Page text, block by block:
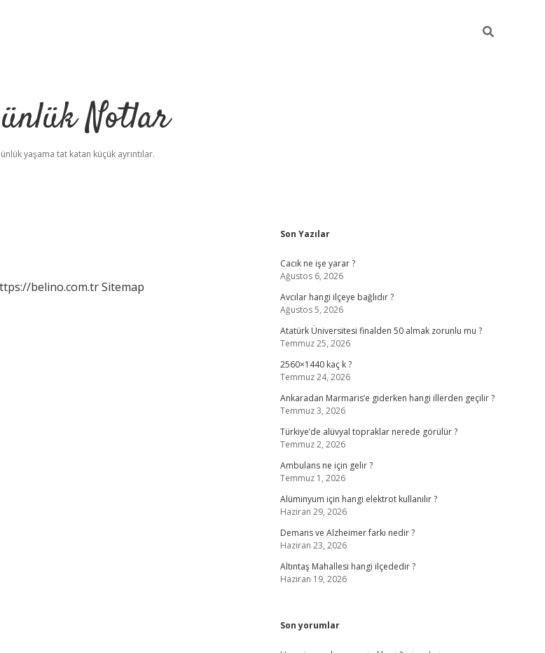
Notlar
yaşama tat katan küçük ayrıntılar.
belino.com.trSitemap
Sidebar
Son Yazılar
Cacık ne işe yarar ?
Ağustos 6, 2026
Avcılar hangi ilçeye bağlıdır ?
Ağustos 5, 2026
Atatürk Üniversitesi finalden 50 almak zorunlu mu ?
Temmuz 25, 2026
2560×1440 kaç k ?
Temmuz 24, 2026
Ankaradan Marmaris’e giderken hangi illerden geçilir ?
Temmuz 3, 2026
Türkiye’de alüvyal topraklar nerede görülür ?
Temmuz 2, 2026
Ambulans ne için gelir ?
Temmuz 1, 2026
Alüminyum için hangi elektrot kullanılır ?
Haziran 29, 2026
Demans ve Alzheimer farkı nedir ?
Haziran 23, 2026
Altıntaş Mahallesi hangi ilçededir ?
Haziran 19, 2026
Son yorumlar